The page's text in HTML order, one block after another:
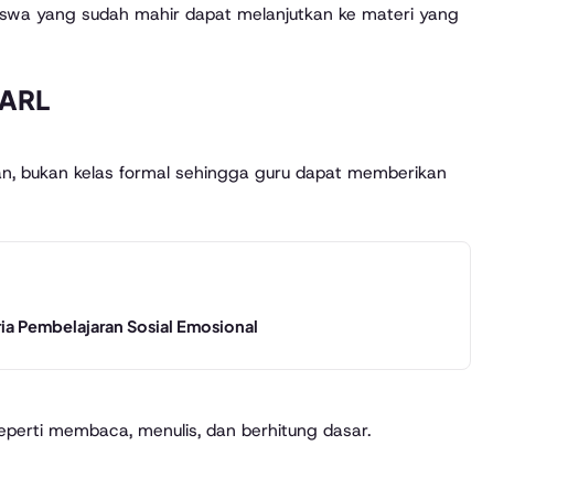
yang sudah mahir dapat melanjutkan ke materi yang
bukan kelas formal sehingga guru dapat memberikan
Pembelajaran Sosial Emosional
membaca, menulis, dan berhitung dasar.